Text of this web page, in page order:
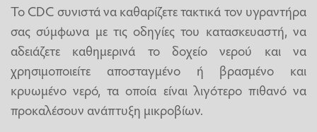
Το CDC συνιστά να καθαρίζετε τακτικά τον υγραντήρα
σας σύμφωνα με τις οδηγίες του κατασκευαστή, να
αδειάζετε καθημερινά το δοχείο νερού και να
χρησιμοποιείτε αποσταγμένο ή βρασμένο και
κρυωμένο νερό, τα οποία είναι λιγότερο πιθανό να
προκαλέσουν ανάπτυξη μικροβίων.